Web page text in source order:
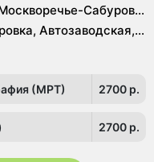
Сабурово,
Затон, Нагорный
Автозаводская,
Угрешская
(МРТ) 2700 p.
2700 p.